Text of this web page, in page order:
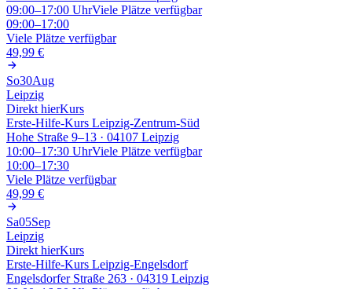
09:00–17:00 UhrViele Plätze verfügbar
09:00–17:00
Viele Plätze verfügbar
49,99 €
So30Aug
Leipzig
Direkt hierKurs
Erste-Hilfe-Kurs Leipzig-Zentrum-Süd
Hohe Straße 9–13 · 04107 Leipzig
10:00–17:30 UhrViele Plätze verfügbar
10:00–17:30
Viele Plätze verfügbar
49,99 €
Sa05Sep
Leipzig
Direkt hierKurs
Erste-Hilfe-Kurs Leipzig-Engelsdorf
Engelsdorfer Straße 263 · 04319 Leipzig